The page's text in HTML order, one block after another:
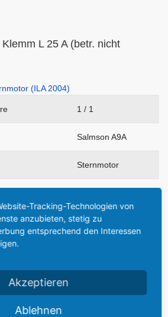
L 25 A (betr. nicht
1 / 1
Salmson A9A
Sternmotor
45 PS
Tracking-Technologien von
anzubieten, stetig zu
entsprechend den Interessen
Akzeptieren
Ablehnen